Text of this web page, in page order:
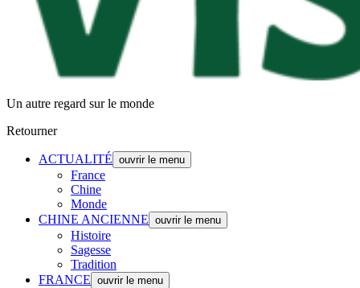
Un autre regard sur le monde
Retourner
ACTUALITÉ ouvrir le menu
France
Chine
Monde
CHINE ANCIENNE ouvrir le menu
Histoire
Sagesse
Tradition
FRANCE ouvrir le menu